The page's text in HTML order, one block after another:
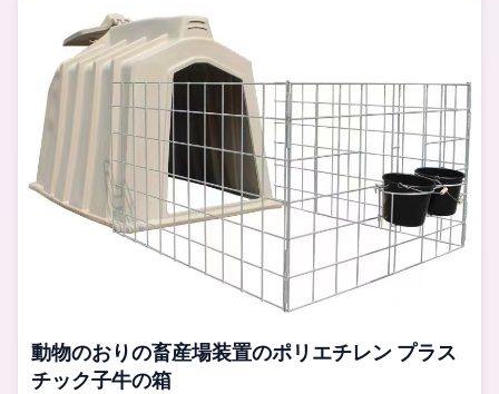
供給は競争を子牛の間の互い避け、子牛の生活環境を改良し、
下痢の疾病率および胃腸炎の危険を減ら...
動物のおりの畜産場装置のポリエチレン プラス
チック子牛の箱